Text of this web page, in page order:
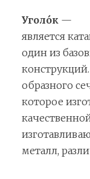
Уголо́к —
является
один из
образного
которое
металл,